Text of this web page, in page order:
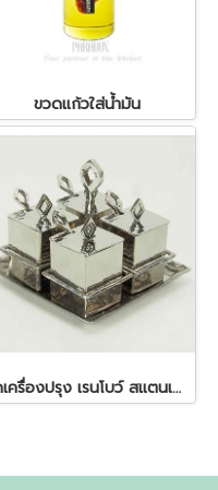
ขวดแก้วใส่น้ำมัน
ชุดเครื่องปรุง เรนโบว์ สแตนเลส